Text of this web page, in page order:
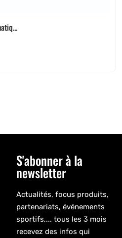
S'abonner à la
newsletter
Actualités, focus produits,
partenariats, événements
sportifs,... tous les 3 mois
recevez des infos qui